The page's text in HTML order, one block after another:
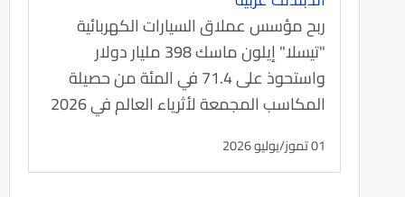
ربح مؤسس عملاق السيارات الكهربائية
"تيسلا" إيلون ماسك 398 مليار دولار
واستحوذ على 71.4 في المئة من حصيلة
المكاسب المجمعة لأثرياء العالم في 2026
01 تموز/يوليو 2026